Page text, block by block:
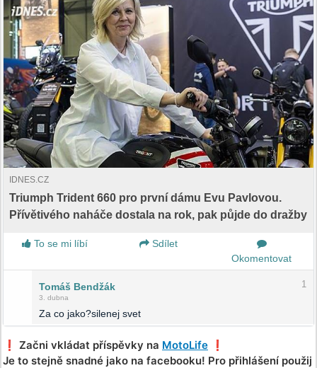
IDNES.CZ
Triumph Trident 660 pro první dámu Evu Pavlovou.
Přívětivého naháče dostala na rok, pak půjde do dražby
To se mi líbí
Sdílet
Okomentovat
Tomáš Bendžák
3. dubna
1
Za co jako?silenej svet
❗️ Začni vkládat příspěvky na MotoLife ❗️
Je to stejně snadné jako na facebooku! Pro přihlášení použij